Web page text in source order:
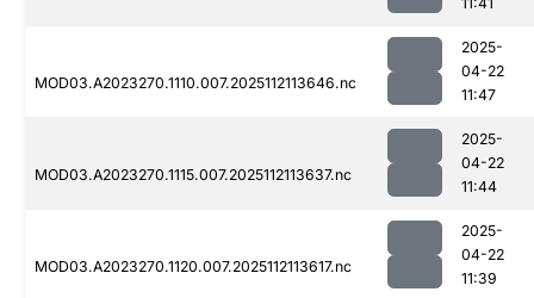
MOD03.A2023270.1110.007.2025112113646.nc
2025-
04-22
11:47
MOD03.A2023270.1115.007.2025112113637.nc
2025-
04-22
11:44
MOD03.A2023270.1120.007.2025112113617.nc
2025-
04-22
11:39